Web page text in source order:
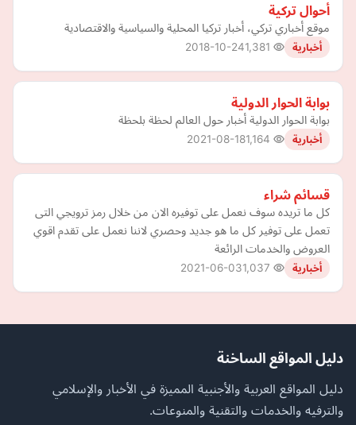
أحوال تركية
موقع أخباري تركي، أخبار تركيا المحلية والسياسية والاقتصادية
أخبارية 2018-10-24
بوابة الحوار الدولية
بوابة الحوار الدولية أخبار حول العالم لحظة بلحظة
أخبارية 2021-08-18
قسائم شراء
كل ما تريده سوف نعمل على توفيره الان من خلال رمز ترويجي التى
تعمل على توفير كل ما هو جديد وحصري لاننا نعمل على تقدم اقوي
العروض والخدمات الرائعة
أخبارية 2021-06-03
دليل المواقع الساخنة
دليل المواقع العربية والأجنبية المميزة في الأخبار والإسلامي
والترفيه والخدمات والتقنية والمنوعات.